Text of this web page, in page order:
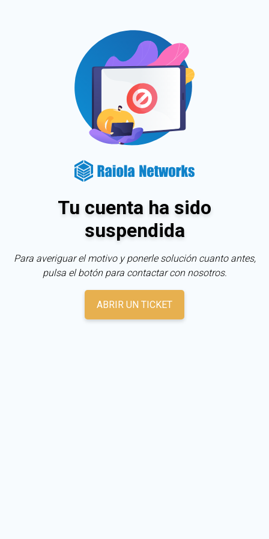
Tu cuenta ha sido
suspendida
Para averiguar el motivo y ponerle solución cuanto antes,
pulsa el botón para contactar con nosotros.
ABRIR UN TICKET